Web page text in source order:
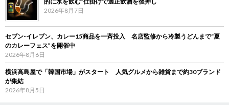
2026年8月7日
セブン‐イレブン、カレー15商品を一斉投入 名店監修から冷製うどんまで“夏
のカレーフェス”を開催中
2026年8月6日
横浜高島屋で「韓国市場」がスタート 人気グルメから雑貨まで約30ブランド
が集結
2026年8月5日